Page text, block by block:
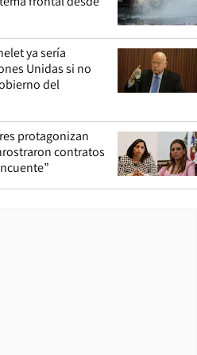
ya sería
Unidas si no
del
protagonizan
contratos